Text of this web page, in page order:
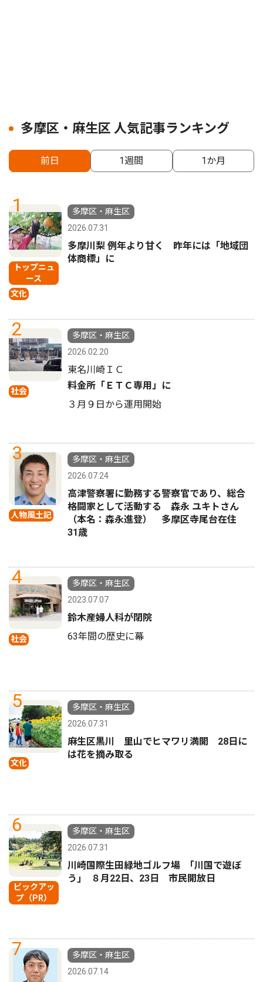
多摩区・麻生区 人気記事ランキング
前日 1週間 1か月
1
トップニュ
ース
文化
多摩区・麻生区
2026.07.31
多摩川梨 例年より甘く 昨年には「地域団
体商標」に
2
社会
多摩区・麻生区
2026.02.20
東名川崎ＩＣ
料金所「ＥＴＣ専用」に
３月９日から運用開始
3
人物風土記
多摩区・麻生区
2026.07.24
高津警察署に勤務する警察官であり、総合
格闘家として活動する 森永 ユキトさん
（本名：森永進登） 多摩区寺尾台在住
31歳
4
社会
多摩区・麻生区
2023.07.07
鈴木産婦人科が閉院
63年間の歴史に幕
5
文化
多摩区・麻生区
2026.07.31
麻生区黒川 里山でヒマワリ満開 28日に
は花を摘み取る
6
ピックアッ
プ（PR）
多摩区・麻生区
2026.07.31
川崎国際生田緑地ゴルフ場 ｢川国で遊ぼ
う｣ ８月22日、23日 市民開放日
7
多摩区・麻生区
2026.07.14